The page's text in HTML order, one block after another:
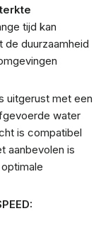
tijd kan
duurzaamheid
uitgerust met een
water
is compatibel
aanbevolen is